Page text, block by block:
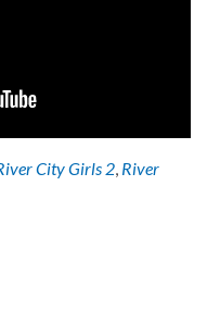
City Girls 2, River